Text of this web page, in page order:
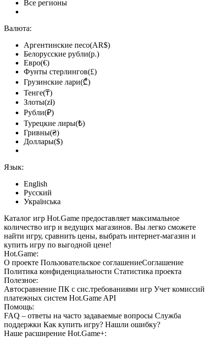
Все регионы
Валюта:
Аргентинские песо(AR$)
Белорусские рубли(р.)
Евро(€)
Фунты стерлингов(£)
Грузинские лари(₾)
Тенге(₸)
Злоты(zł)
Рубли(₽)
Турецкие лиры(₺)
Гривны(₴)
Доллары($)
Язык:
English
Русский
Українська
Каталог игр Hot.Game предоставляет максимальное
количество игр и ведущих магазинов. Вы легко сможете
найти игру, сравнить цены, выбрать интернет-магазин и
купить игру по выгодной цене!
Hot.Game:
О проекте Пользовательское соглашениеСоглашение
Политика конфиденциальности Статистика проекта
Полезное:
Автосравнение ПК с сис.требованиями игр Учет комиссий
платежных систем Hot.Game API
Помощь:
FAQ – ответы на часто задаваемые вопросы Служба
поддержки Как купить игру? Нашли ошибку?
Наше расширение Hot.Game+: